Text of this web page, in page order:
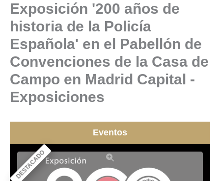
Exposición '200 años de
historia de la Policía
Española' en el Pabellón de
Convenciones de la Casa de
Campo en Madrid Capital -
Exposiciones
Eventos
DESTACADO